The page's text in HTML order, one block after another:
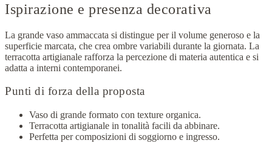
Ispirazione e presenza decorativa
La grande vaso ammaccata si distingue per il volume generoso e la
superficie marcata, che crea ombre variabili durante la giornata. La
terracotta artigianale rafforza la percezione di materia autentica e si
adatta a interni contemporanei.
Punti di forza della proposta
Vaso di grande formato con texture organica.
Terracotta artigianale in tonalità facili da abbinare.
Perfetta per composizioni di soggiorno e ingresso.